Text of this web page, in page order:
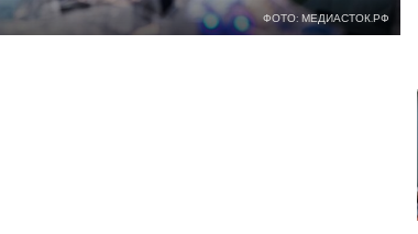
ФОТО: МЕДИАСТОК.РФ